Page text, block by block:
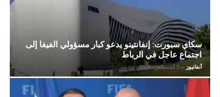
سكاي سبورت: إنفانتينو يدعو كبار مسؤولي الفيفا إلى
اجتماع عاجل في الرباط
آنفانيوز - 5 أغسطس، 2026